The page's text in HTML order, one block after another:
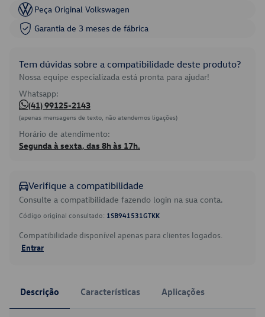
Peça Original Volkswagen
Garantia de 3 meses de fábrica
Tem dúvidas sobre a compatibilidade deste produto?
Nossa equipe especializada está pronta para ajudar!
Whatsapp:
(41) 99125-2143
(apenas mensagens de texto, não atendemos ligações)
Horário de atendimento:
Segunda à sexta, das 8h às 17h.
Verifique a compatibilidade
Consulte a compatibilidade fazendo login na sua conta.
Código original consultado: 1SB941531GTKK
Compatibilidade disponível apenas para clientes logados.
Entrar
Descrição Características Aplicações